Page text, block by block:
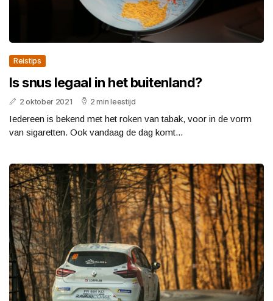
Reistips
Is snus legaal in het buitenland?
2 oktober 2021 2 min leestijd
Iedereen is bekend met het roken van tabak, voor in de vorm
van sigaretten. Ook vandaag de dag komt...